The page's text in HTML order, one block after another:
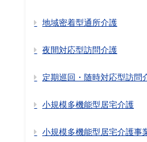
地域密着型通所介護
夜間対応型訪問介護
定期巡回・随時対応型訪問
小規模多機能型居宅介護
小規模多機能型居宅介護事